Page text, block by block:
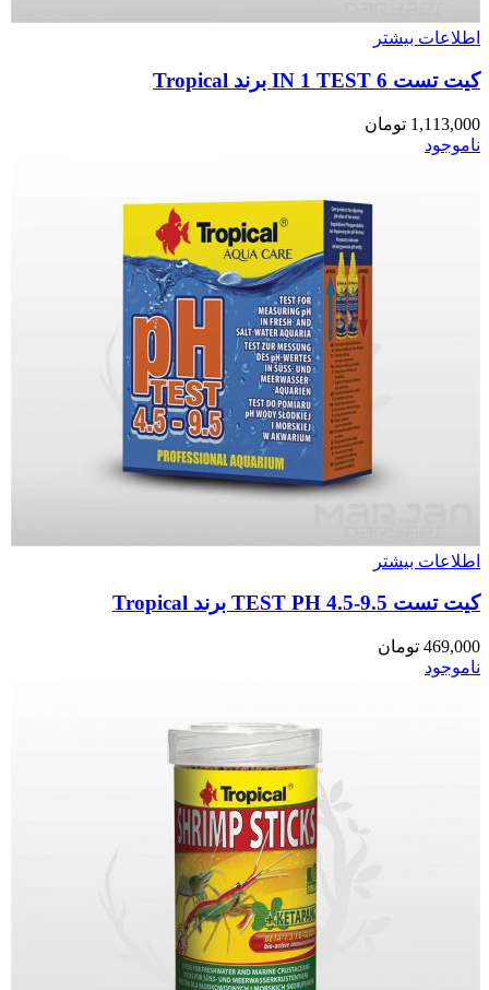
اطلاعات بیشتر
کیت تست 6 IN 1 TEST برند Tropical
1,113,000 تومان
ناموجود
اطلاعات بیشتر
کیت تست TEST PH 4.5-9.5 برند Tropical
469,000 تومان
ناموجود